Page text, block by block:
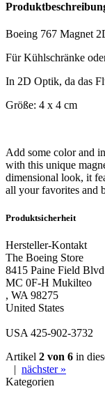
Boeing 767 Magnet
Für Kühlschränke
In 2D Optik, da das
Größe: 4 x 4 cm
Add some color and
with this unique
dimensional look, it
all your favorites and
Produktsicherheit
Hersteller-Kontakt
The Boeing Store
8415 Paine Field
MC 0F-H Mukilteo
, WA 98275
United States
USA 425-902-3732
Artikel 2 von 6 in
| nächster »
Kategorien